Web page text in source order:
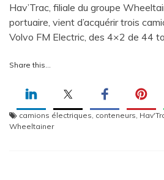
Hav’Trac, filiale du groupe
portuaire, vient d’acquérir trois
Volvo FM Electric, des 4×2 de 44
Share this...
camions électriques conteneurs
Wheeltainer